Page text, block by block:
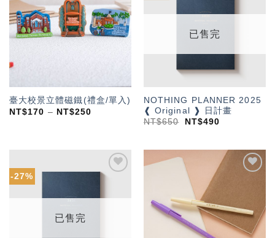
「願
望輕
單」
臺大校景立體磁鐵(禮盒/單入)
NT$170 – NT$250
望輕
已售完
NOTHING PLANNER 2025
❰ Original ❱ 日計畫
NT$650 NT$490
-27%
望輕
已售完